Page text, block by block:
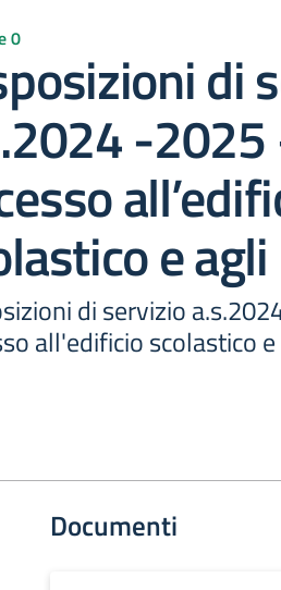
0
di
-
e
di servizio
all'edificio scolastico
Documenti